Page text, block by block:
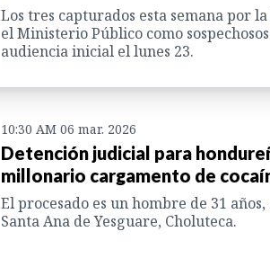
Los tres capturados esta semana por
el Ministerio Público como
audiencia inicial el lunes 23.
10:30 AM 06 mar. 2026
Detención judicial para
millonario cargamento de
El procesado es un hombre de 31
Santa Ana de Yesguare, Choluteca.